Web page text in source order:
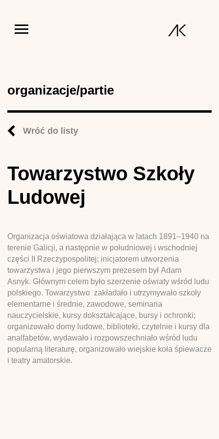
organizacje/partie
Wróć do listy
Towarzystwo Szkoły
Ludowej
Organizacja oświatowa działająca w latach 1891–1940 na
terenie Galicji, a następnie w południowej i wschodniej
części II Rzeczypospolitej; inicjatorem utworzenia
towarzystwa i jego pierwszym prezesem był Adam
Asnyk. Głównym celem było szerzenie oświaty wśród ludu
polskiego. Towarzystwo zakładało i utrzymywało szkoły
elementarne i średnie, zawodowe, seminaria
nauczycielskie, kursy dokształcające, bursy i ochronki;
organizowało domy ludowe, biblioteki, czytelnie i kursy dla
analfabetów, wydawało i rozpowszechniało wśród ludu
popularną literaturę, organizowało wiejskie koła śpiewacze
i teatry amatorskie.